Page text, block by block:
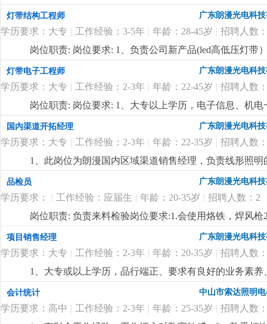
与制定公司销售中长期规划，依据公司整体销售目标年
程，完成销售任务；3、负责销售团队管理和建设，对
任职要求：1、本科或以上学历，品行端正、要求有良
关能力，具有一定的市场分析和客户布局等市场营销理
作经验，两年以上同职位管理工作经验，有led线形照
16年的企业，定位高端，应聘者需具备独特的营销理念
迎志同道合的有识之士加入。有梦想，有激情，躺平者
灯带结构工程师 广东朗漫光电科
学历要求：大专 | 工作经验：3-5年 | 年龄：28-45岁 | 招聘人数
岗位职责: 岗位要求: 1、负责公司新产品(led高低压灯
产工艺（焊接、注塑成型）问题；3、负责技术资料的
以上led灯带产品研发工作经验，对led灯带产品有丰富
悉线路板原理，灯带内部结构、安装出线结构方式及相
力，能承受较大的工作压力；6、有在led高低压灯带或
坚持长期主义的企业，欢迎志同道合的有识之士加入更
灯带电子工程师 广东朗漫光电科
学历要求：大专 | 工作经验：2-3年 | 年龄：22-45岁 | 招聘人数
岗位职责: 岗位要求: 1、大专以上学历，电子信息、机
先；3、精通开发设计软件protel99se；熟悉线路板原理
的沟通协调能力，能承受一定的工作压力。更详细...
国内渠道开拓经理 广东朗漫光电科
学历要求：大专 | 工作经验：2-3年 | 年龄：22-35岁 | 招聘人数
1、此岗位为朗漫国内区域渠道销售经理，负责线形照
灯带、商业照明等相关行业销售经验的优先录用，在其
3、有很强的业务能力和主动性，抗压能力强，对工作
迎志同道合的有识之士加入。更详细...
品检员 广东朗漫光电科
学历要求： | 工作经验：应届生 | 年龄：20-35岁 | 招聘人数：2
岗位职责: 负责来料检验岗位要求:1.会使用烙铁，焊风
项目销售经理 广东朗漫光电科
学历要求：大专 | 工作经验：2-3年 | 年龄：20-35岁 | 招聘人数
1、大专或以上学历，品行端正、要求有良好的业务素
明行业有做过工程项目销售或渠道拓展一年以上工作经
表达能力，能听从安排适应出差。4、优秀应届毕业生
合的有识之士加入。 更详细
会计统计 中山市索达照明
学历要求：高中 | 工作经验：2-3年 | 年龄：25-35岁 | 招聘人数